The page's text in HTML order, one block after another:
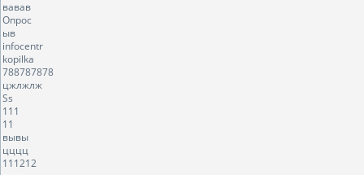
вавав
Опрос
ыв
infocentr
kopilka
788787878
цжлжлж
Ss
111
11
вывы
цццц
111212